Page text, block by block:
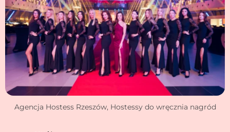
Agencja Hostess Rzeszów, Hostessy do wręcznia nagród